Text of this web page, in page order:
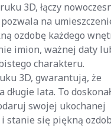
3D, łączy
na
ozdobę każdego
imion, ważnej daty
charakteru.
3D, gwarantują, że
lata. To
swojej ukochanej
stanie się piękną